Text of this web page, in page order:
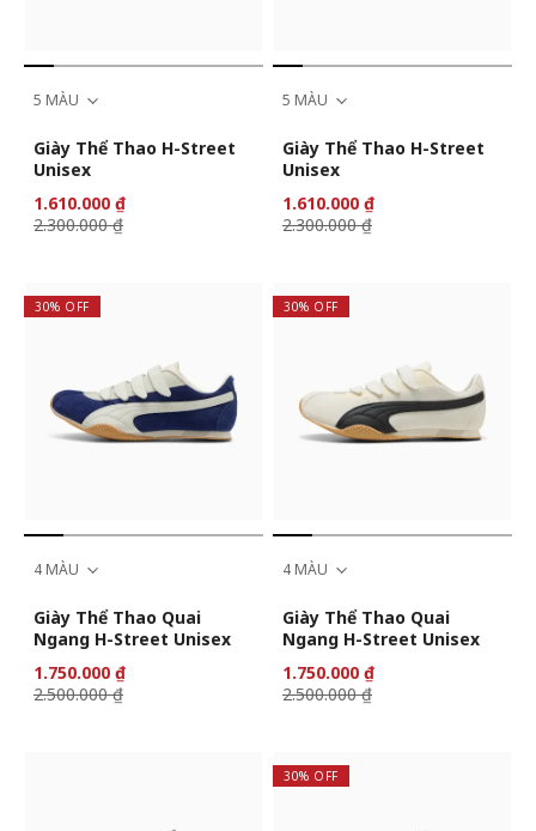
5 MÀU
Giày Thể Thao H-Street
Unisex
1.610.000 ₫
2.300.000 ₫
5 MÀU
Giày Thể Thao H-Street
Unisex
1.610.000 ₫
2.300.000 ₫
30% OFF
4 MÀU
Giày Thể Thao Quai
Ngang H-Street Unisex
1.750.000 ₫
2.500.000 ₫
30% OFF
4 MÀU
Giày Thể Thao Quai
Ngang H-Street Unisex
1.750.000 ₫
2.500.000 ₫
30% OFF